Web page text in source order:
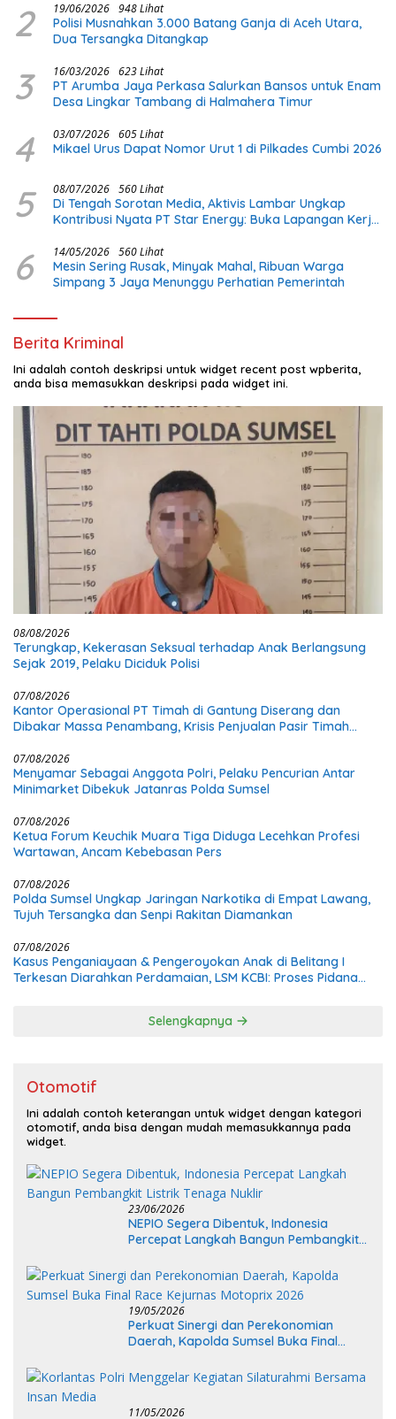
2 19/06/2026 948 Lihat
Polisi Musnahkan 3.000 Batang Ganja di Aceh Utara,
Dua Tersangka Ditangkap
3 16/03/2026 623 Lihat
PT Arumba Jaya Perkasa Salurkan Bansos untuk Enam
Desa Lingkar Tambang di Halmahera Timur
4 03/07/2026 605 Lihat
Mikael Urus Dapat Nomor Urut 1 di Pilkades Cumbi 2026
5 08/07/2026 560 Lihat
Di Tengah Sorotan Media, Aktivis Lambar Ungkap
Kontribusi Nyata PT Star Energy: Buka Lapangan Kerja
6 14/05/2026 560 Lihat
Mesin Sering Rusak, Minyak Mahal, Ribuan Warga
Simpang 3 Jaya Menunggu Perhatian Pemerintah
Berita Kriminal
Ini adalah contoh deskripsi untuk widget recent post wpberita,
anda bisa memasukkan deskripsi pada widget ini.
08/08/2026
Terungkap, Kekerasan Seksual terhadap Anak Berlangsung
Sejak 2019, Pelaku Diciduk Polisi
07/08/2026
Kantor Operasional PT Timah di Gantung Diserang dan
Dibakar Massa Penambang, Krisis Penjualan Pasir Timah
07/08/2026
Menyamar Sebagai Anggota Polri, Pelaku Pencurian Antar
Minimarket Dibekuk Jatanras Polda Sumsel
07/08/2026
Ketua Forum Keuchik Muara Tiga Diduga Lecehkan Profesi
Wartawan, Ancam Kebebasan Pers
07/08/2026
Polda Sumsel Ungkap Jaringan Narkotika di Empat Lawang,
Tujuh Tersangka dan Senpi Rakitan Diamankan
07/08/2026
Kasus Penganiayaan & Pengeroyokan Anak di Belitang I
Terkesan Diarahkan Perdamaian, LSM KCBI: Proses Pidana
Selengkapnya
Otomotif
Ini adalah contoh keterangan untuk widget dengan kategori
otomotif, anda bisa dengan mudah memasukkannya pada
widget.
23/06/2026
NEPIO Segera Dibentuk, Indonesia
Percepat Langkah Bangun Pembangkit
19/05/2026
Perkuat Sinergi dan Perekonomian
Daerah, Kapolda Sumsel Buka Final
11/05/2026